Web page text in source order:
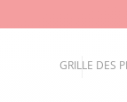
GRILLE DES